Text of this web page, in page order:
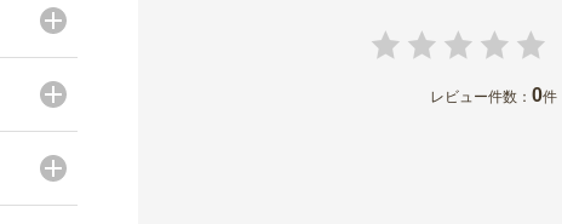
レビュー件数： 0件